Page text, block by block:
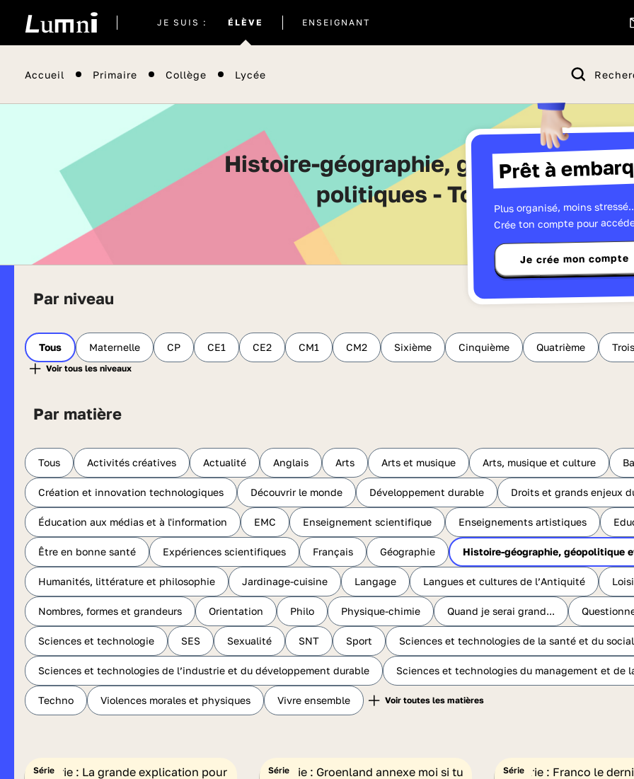
JE SUIS : ÉLÈVE
actuel
ENSEIGNANT
Accueil Primaire Collège Lycée
Prêt à
Plus organisé, moins
Crée ton compte pour
Je crée mon compte
Histoire-géographie, géopolitique et sciences
politiques - Toutes les séries
Par niveau
Tous Maternelle CP CE1 CE2 CM1 CM2 Sixième Cinquième Quatrième
Par matière
Tous Activités créatives Actualité Anglais Arts Arts et musique Arts, musique et culture
Création et innovation technologiques Découvrir le monde Développement durable Droits et grands enjeux
Éducation aux médias et à l'information EMC Enseignement scientifique Enseignements artistiques
Être en bonne santé Expériences scientifiques Français Géographie Histoire-géographie, géopolitique
Humanités, littérature et philosophie Jardinage-cuisine Langage Langues et cultures de l’Antiquité
Nombres, formes et grandeurs Orientation Philo Physique-chimie Quand je serai grand...
Sciences et technologie SES Sexualité SNT Sport Sciences et technologies de la santé et du social
Sciences et technologies de l’industrie et du développement durable Sciences et technologies du management et de
Techno Violences morales et physiques Vivre ensemble
Série Série Série